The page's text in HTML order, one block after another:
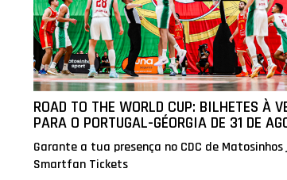
ROAD TO THE WORLD CUP: BILHETES À
PARA O PORTUGAL-GÉORGIA DE 31 DE
Garante a tua presença no CDC de
Smartfan Tickets